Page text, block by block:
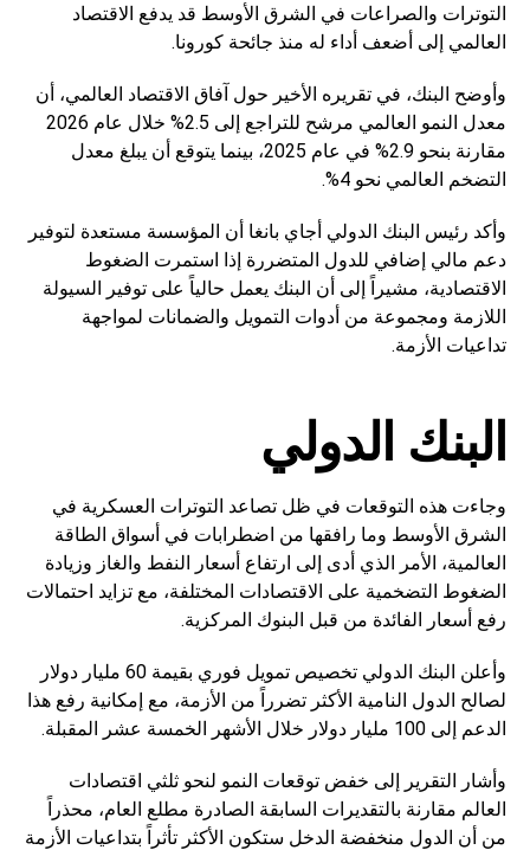
التوترات والصراعات في الشرق الأوسط قد يدفع الاقتصاد
العالمي إلى أضعف أداء له منذ جائحة كورونا.
وأوضح البنك، في تقريره الأخير حول آفاق الاقتصاد العالمي، أن
معدل النمو العالمي مرشح للتراجع إلى 2.5% خلال عام 2026
مقارنة بنحو 2.9% في عام 2025، بينما يتوقع أن يبلغ معدل
التضخم العالمي نحو 4%.
وأكد رئيس البنك الدولي أجاي بانغا أن المؤسسة مستعدة لتوفير
دعم مالي إضافي للدول المتضررة إذا استمرت الضغوط
الاقتصادية، مشيراً إلى أن البنك يعمل حالياً على توفير السيولة
اللازمة ومجموعة من أدوات التمويل والضمانات لمواجهة
تداعيات الأزمة.
البنك الدولي
وجاءت هذه التوقعات في ظل تصاعد التوترات العسكرية في
الشرق الأوسط وما رافقها من اضطرابات في أسواق الطاقة
العالمية، الأمر الذي أدى إلى ارتفاع أسعار النفط والغاز وزيادة
الضغوط التضخمية على الاقتصادات المختلفة، مع تزايد احتمالات
رفع أسعار الفائدة من قبل البنوك المركزية.
وأعلن البنك الدولي تخصيص تمويل فوري بقيمة 60 مليار دولار
لصالح الدول النامية الأكثر تضرراً من الأزمة، مع إمكانية رفع هذا
الدعم إلى 100 مليار دولار خلال الأشهر الخمسة عشر المقبلة.
وأشار التقرير إلى خفض توقعات النمو لنحو ثلثي اقتصادات
العالم مقارنة بالتقديرات السابقة الصادرة مطلع العام، محذراً
من أن الدول منخفضة الدخل ستكون الأكثر تأثراً بتداعيات الأزمة